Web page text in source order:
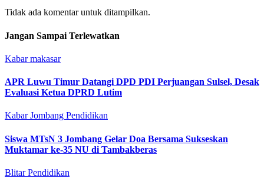
Tidak ada komentar untuk ditampilkan.
Jangan Sampai Terlewatkan
Kabar makasar
APR Luwu Timur Datangi DPD PDI Perjuangan Sulsel, Desak
Evaluasi Ketua DPRD Lutim
Kabar Jombang Pendidikan
Siswa MTsN 3 Jombang Gelar Doa Bersama Sukseskan
Muktamar ke-35 NU di Tambakberas
BlitarPendidikan